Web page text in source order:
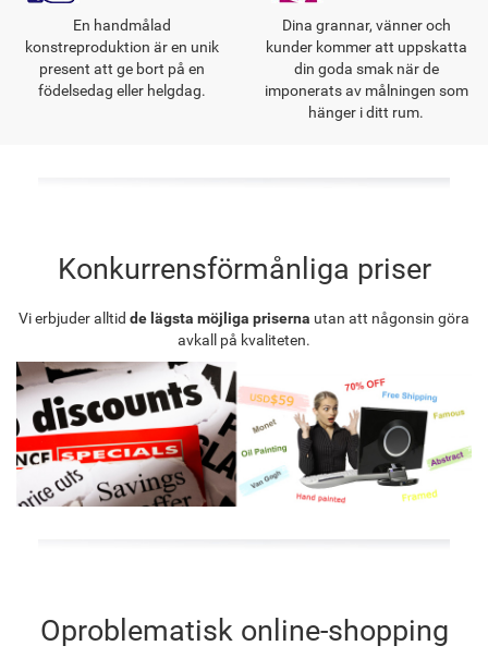
En handmålad
konstreproduktion är en unik
present att ge bort på en
födelsedag eller helgdag.
Dina grannar, vänner och
kunder kommer att uppskatta
din goda smak när de
imponerats av målningen som
hänger i ditt rum.
Konkurrensförmånliga priser
Vi erbjuder alltid de lägsta möjliga priserna utan att någonsin göra
avkall på kvaliteten.
Oproblematisk online-shopping